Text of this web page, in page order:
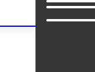
TSI Style